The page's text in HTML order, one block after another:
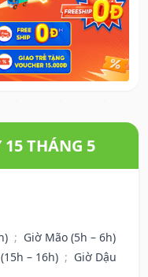
15 THÁNG 5
; Giờ Mão (5h – 6h)
– 16h) ; Giờ Dậu